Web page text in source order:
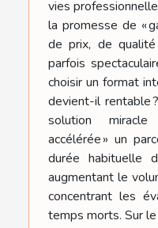
vies
la promesse de «
de prix, de
parfois
choisir un format
devient-il rentable
solution
accélérée » un
durée habituelle
augmentant le
concentrant les
temps morts. Sur le